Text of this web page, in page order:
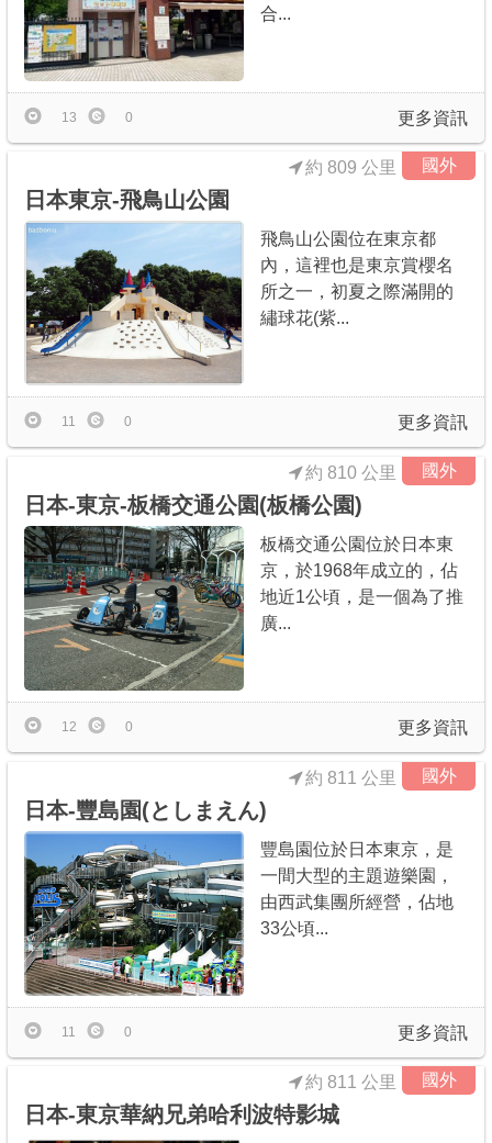
合...
更多資訊
13 0
國外
約 809 公里
日本東京-飛鳥山公園
飛鳥山公園位在東京都
內，這裡也是東京賞櫻名
所之一，初夏之際滿開的
繡球花(紫...
更多資訊
11 0
國外
約 810 公里
日本-東京-板橋交通公園(板橋公園)
板橋交通公園位於日本東
京，於1968年成立的，佔
地近1公頃，是一個為了推
廣...
更多資訊
12 0
國外
約 811 公里
日本-豐島園(としまえん)
豐島園位於日本東京，是
一間大型的主題遊樂園，
由西武集團所經營，佔地
33公頃...
更多資訊
11 0
國外
約 811 公里
日本-東京華納兄弟哈利波特影城